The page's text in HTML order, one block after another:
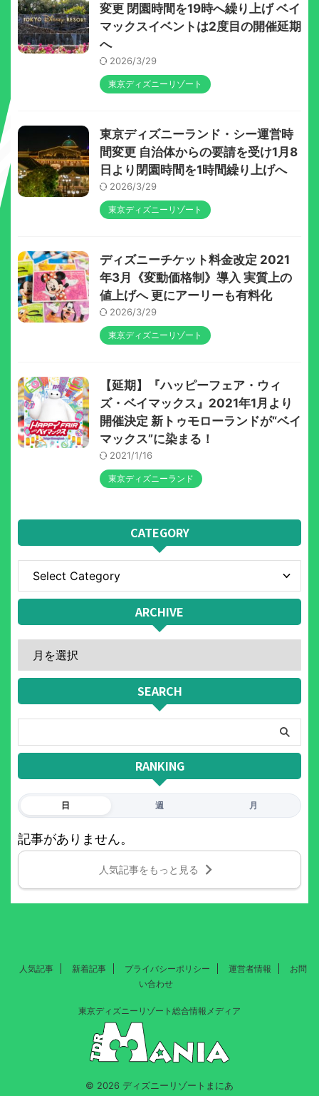
変更 閉園時間を19時へ繰り上げ ベイ
マックスイベントは2度目の開催延期
へ
2026/3/29
東京ディズニーリゾート
東京ディズニーランド・シー運営時
間変更 自治体からの要請を受け1月8
日より閉園時間を1時間繰り上げへ
2026/3/29
東京ディズニーリゾート
ディズニーチケット料金改定 2021
年3月《変動価格制》導入 実質上の
値上げへ 更にアーリーも有料化
2026/3/29
東京ディズニーリゾート
【延期】『ハッピーフェア・ウィ
ズ・ベイマックス』2021年1月より
開催決定 新トゥモローランドが“ベイ
マックス”に染まる！
2021/1/16
東京ディズニーランド
CATEGORY
ARCHIVE
SEARCH
RANKING
日 週 月
記事がありません。
人気記事をもっと見る
人気記事 新着記事 プライバシーポリシー 運営者情報
お問
い合わせ
東京ディズニーリゾート総合情報メディア
© 2026 ディズニーリゾートまにあ